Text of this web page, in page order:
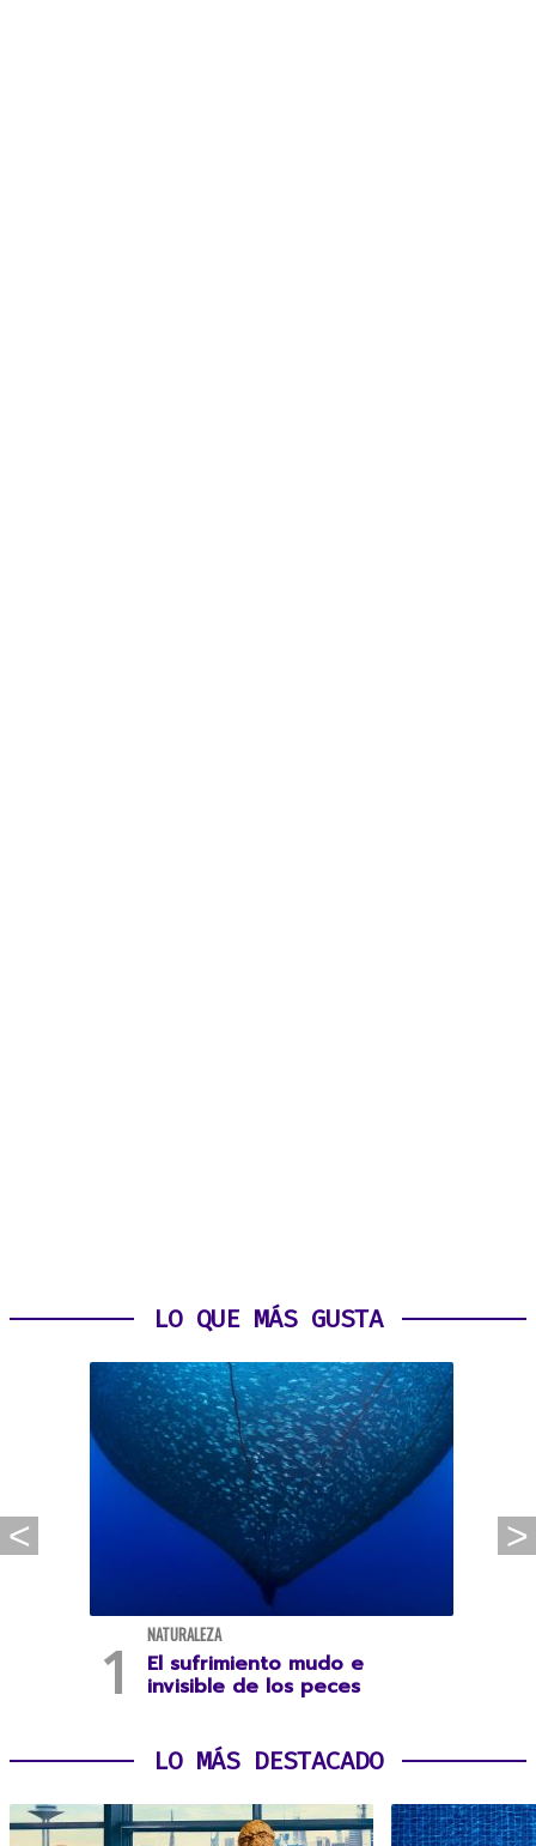
LO QUE MÁS GUSTA
NATURALEZA
El sufrimiento mudo e
invisible de los peces
LO MÁS DESTACADO